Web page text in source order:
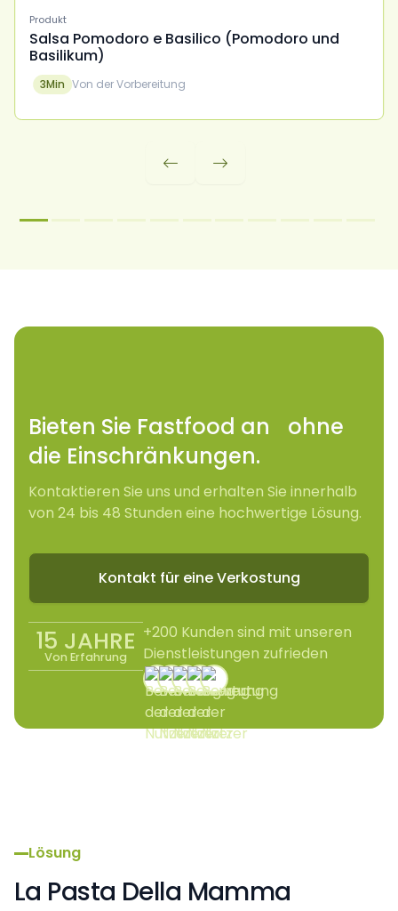
Produkt
Salsa Pomodoro e Basilico (Pomodoro und
Basilikum)
3Min Von der Vorbereitung
 
Bieten Sie Fastfood an ohne
die Einschränkungen.
Kontaktieren Sie uns und erhalten Sie innerhalb
von 24 bis 48 Stunden eine hochwertige Lösung.
Kontakt für eine Verkostung
15 JAHRE
Von Erfahrung
+200 Kunden sind mit unseren
Dienstleistungen zufrieden
Lösung
La Pasta Della Mamma